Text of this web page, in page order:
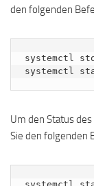
den folgenden
systemctl
systemctl
Um den Status
Sie den folgenden